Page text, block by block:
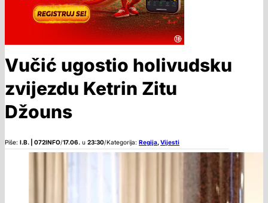
Vučić ugostio holivudsku
zvijezdu Ketrin Zitu
Džouns
Piše: I.B. | 072INFO/17.06. u 23:30/Kategorija: Regija,Vijesti